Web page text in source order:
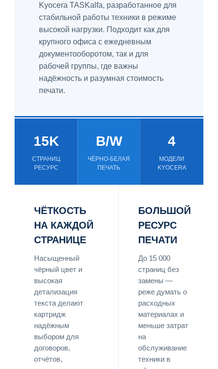
Kyocera TASKalfa, разработанное для
стабильной работы техники в режиме
высокой нагрузки. Подходит как для
крупного офиса с ежедневным
документооборотом, так и для
рабочей группы, где важны
надёжность и разумная стоимость
печати.
15K
СТРАНИЦ
РЕСУРС
B/W
ЧЁРНО-БЕЛАЯ
ПЕЧАТЬ
4
МОДЕЛИ
KYOCERA
ЧЁТКОСТЬ
НА КАЖДОЙ
СТРАНИЦЕ
Насыщенный
чёрный цвет и
высокая
детализация
текста делают
картридж
надёжным
выбором для
договоров,
отчётов,
БОЛЬШОЙ
РЕСУРС
ПЕЧАТИ
До 15 000
страниц без
замены —
реже думать о
расходных
материалах и
меньше затрат
на
обслуживание
техники в